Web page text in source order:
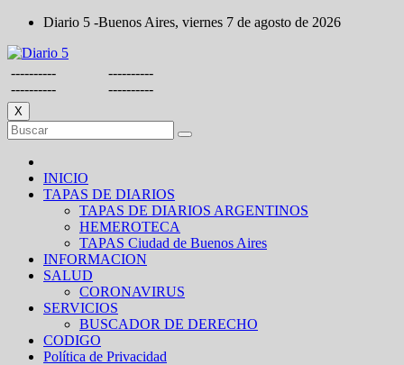
Saltar
contenido
Diario 5 -Buenos Aires, viernes 7 de agosto de 2026
----------
----------
----------
----------
X
INICIO
TAPAS DE DIARIOS
TAPAS DE DIARIOS ARGENTINOS
HEMEROTECA
TAPAS Ciudad de Buenos Aires
INFORMACION
SALUD
CORONAVIRUS
SERVICIOS
BUSCADOR DE DERECHO
CODIGO
Política de Privacidad